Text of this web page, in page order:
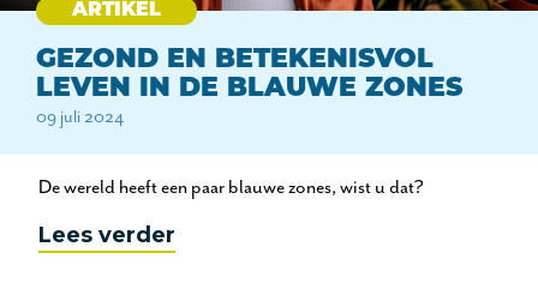
ARTIKEL
GEZOND EN BETEKENISVOL
LEVEN IN DE BLAUWE ZONES
09 juli 2024
De wereld heeft een paar blauwe zones, wist u dat?
Lees verder